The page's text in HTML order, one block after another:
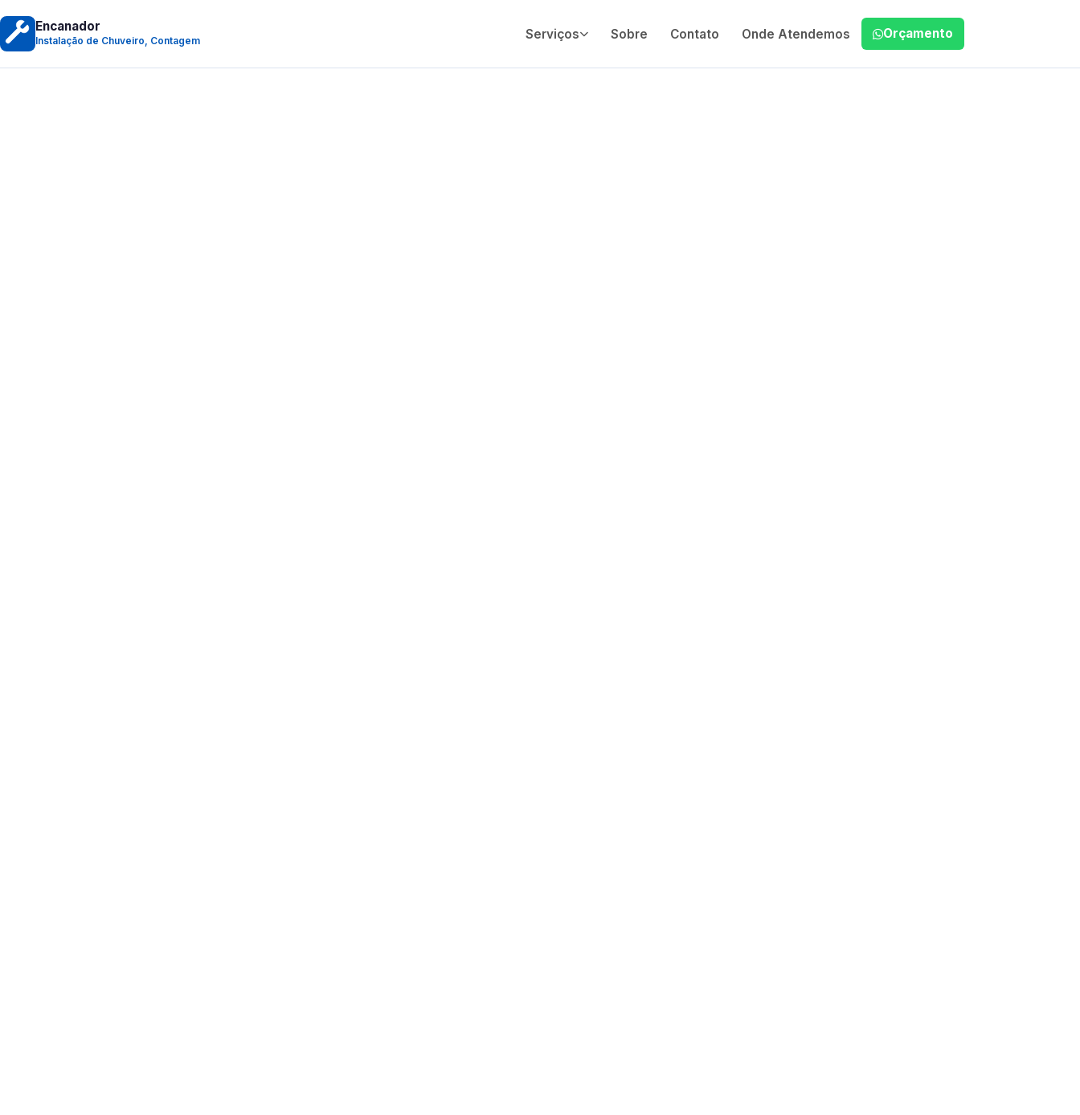
Encanador
Instalação de Chuveiro, Contagem Serviços Sobre Contato Onde Atendemos Orçamento